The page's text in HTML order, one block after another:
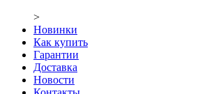
>
Новинки
Как купить
Гарантии
Доставка
Новости